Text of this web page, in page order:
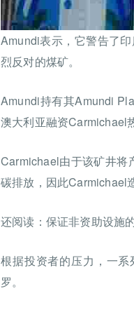
Amundi表示，它警告了
烈反对的煤矿。
Amundi持有其Amundi
澳大利亚融资Carmichael
Carmichael由于该矿井将
碳排放，因此Carmichael
还阅读：保证非资助设施
根据投资者的压力，一
罗。